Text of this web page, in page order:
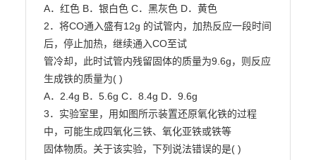
A．红色 B．银白色 C．黑灰色 D．黄色
2．将CO通入盛有12g 的试管内，加热反应一段时间
后，停止加热，继续通入CO至试
管冷却，此时试管内残留固体的质量为9.6g，则反应
生成铁的质量为( )
A．2.4g B．5.6g C．8.4g D．9.6g
3．实验室里，用如图所示装置还原氧化铁的过程
中，可能生成四氧化三铁、氧化亚铁或铁等
固体物质。关于该实验，下列说法错误的是( )